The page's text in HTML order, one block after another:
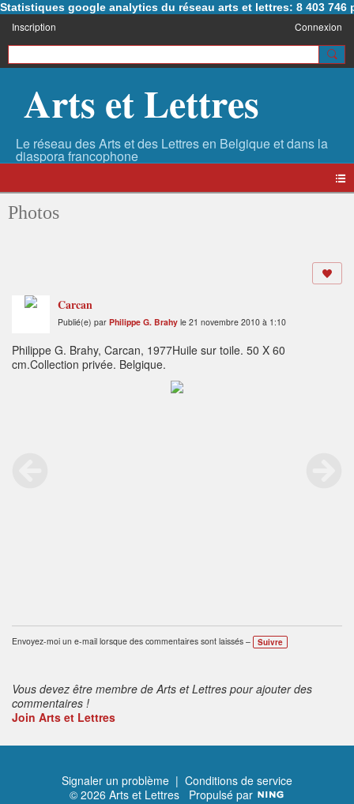
Statistiques google analytics du réseau arts et lettres: 8 403 746
Inscription Connexion
Arts et Lettres
Photos
Carcan
Publié(e) par Philippe G. Brahy le 21 novembre 2010 à 1:10
Philippe G. Brahy, Carcan, 1977Huile sur toile. 50 X 60
cm.Collection privée. Belgique.
Envoyez-moi un e-mail lorsque des commentaires sont laissés – Suivre
Vous devez être membre de Arts et Lettres pour ajouter des
commentaires !
Join Arts et Lettres
Signaler un problème | Conditions de service
© 2026 Arts et Lettres Propulsé par